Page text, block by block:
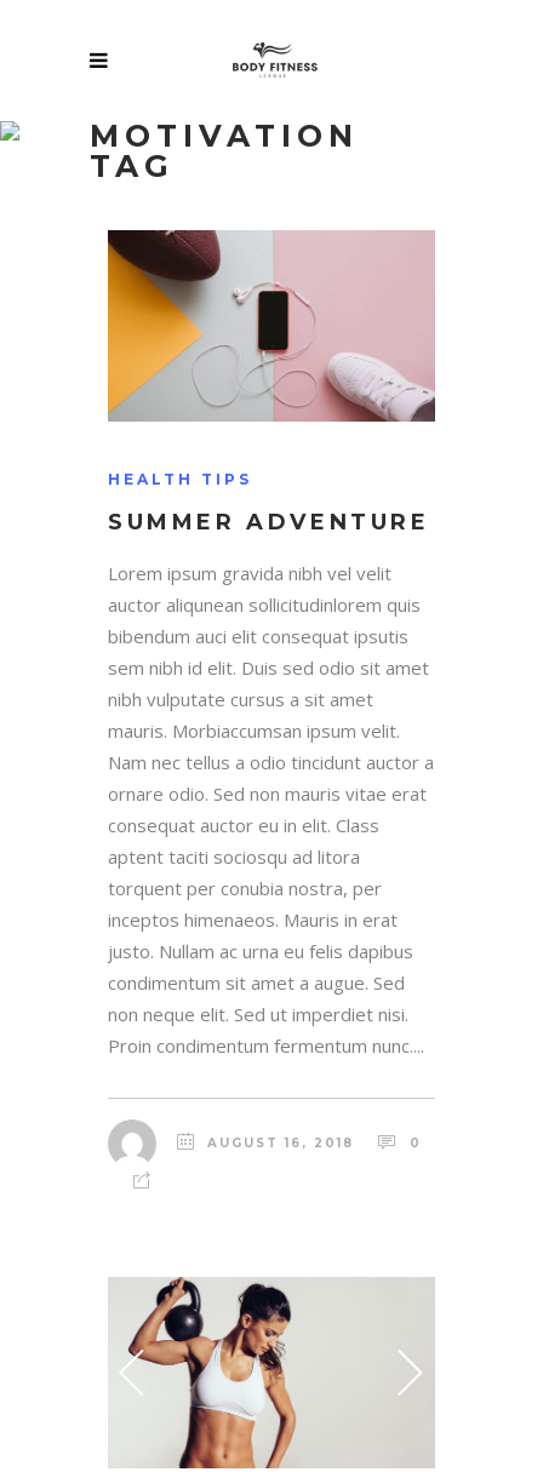
MOTIVATION
TAG
HEALTH TIPS
SUMMER ADVENTURE
Lorem ipsum gravida nibh vel velit
auctor aliqunean sollicitudinlorem quis
bibendum auci elit consequat ipsutis
sem nibh id elit. Duis sed odio sit amet
nibh vulputate cursus a sit amet
mauris. Morbiaccumsan ipsum velit.
Nam nec tellus a odio tincidunt auctor a
ornare odio. Sed non mauris vitae erat
consequat auctor eu in elit. Class
aptent taciti sociosqu ad litora
torquent per conubia nostra, per
inceptos himenaeos. Mauris in erat
justo. Nullam ac urna eu felis dapibus
condimentum sit amet a augue. Sed
non neque elit. Sed ut imperdiet nisi.
Proin condimentum fermentum nunc....
AUGUST 16, 2018 0